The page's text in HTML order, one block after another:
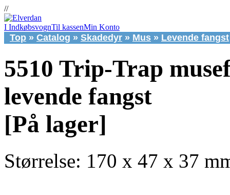
//
I IndkøbsvognTil kassenMin Konto
Top » Catalog » Skadedyr » Mus » Levende fangst
5510 Trip-Trap
levende fangst
[På lager]
Størrelse: 170 x 47 x 37